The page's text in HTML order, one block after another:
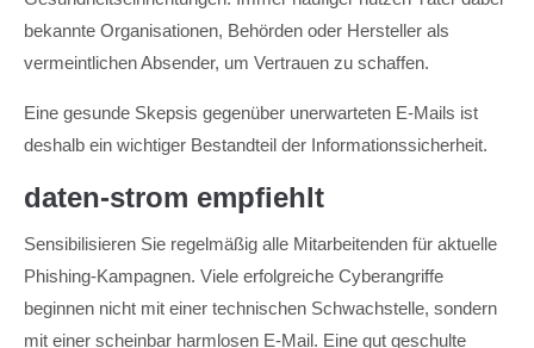
bekannte Organisationen, Behörden oder Hersteller als
vermeintlichen Absender, um Vertrauen zu schaffen.
Eine gesunde Skepsis gegenüber unerwarteten E-Mails ist
deshalb ein wichtiger Bestandteil der Informationssicherheit.
daten-strom empfiehlt
Sensibilisieren Sie regelmäßig alle Mitarbeitenden für aktuelle
Phishing-Kampagnen. Viele erfolgreiche Cyberangriffe
beginnen nicht mit einer technischen Schwachstelle, sondern
mit einer scheinbar harmlosen E-Mail. Eine gut geschulte